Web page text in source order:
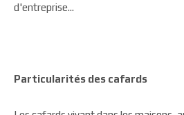
d'entreprise...
Particularités des cafards